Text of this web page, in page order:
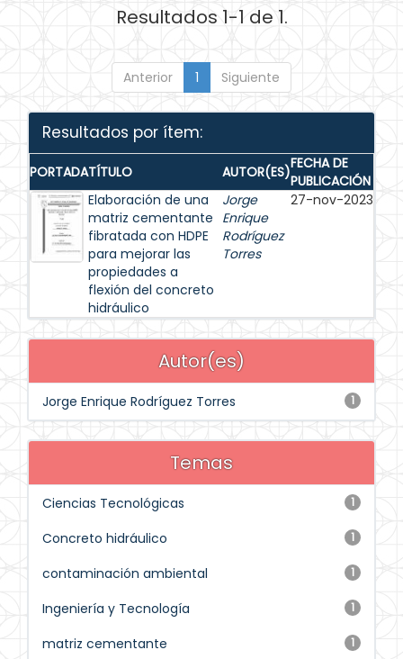
Resultados 1-1 de 1.
Anterior 1 Siguiente
Resultados por ítem:
PORTADATÍTULO AUTOR(ES)FECHA DE
PUBLICACIÓN
Elaboración de una
matriz cementante
fibratada con HDPE
para mejorar las
propiedades a
flexión del concreto
hidráulico
Jorge
Enrique
Rodríguez
Torres
27-nov-2023
Autor(es)
1
Jorge Enrique Rodríguez Torres
Temas
1
Ciencias Tecnológicas
1
Concreto hidráulico
1
contaminación ambiental
1
Ingeniería y Tecnología
1
matriz cementante